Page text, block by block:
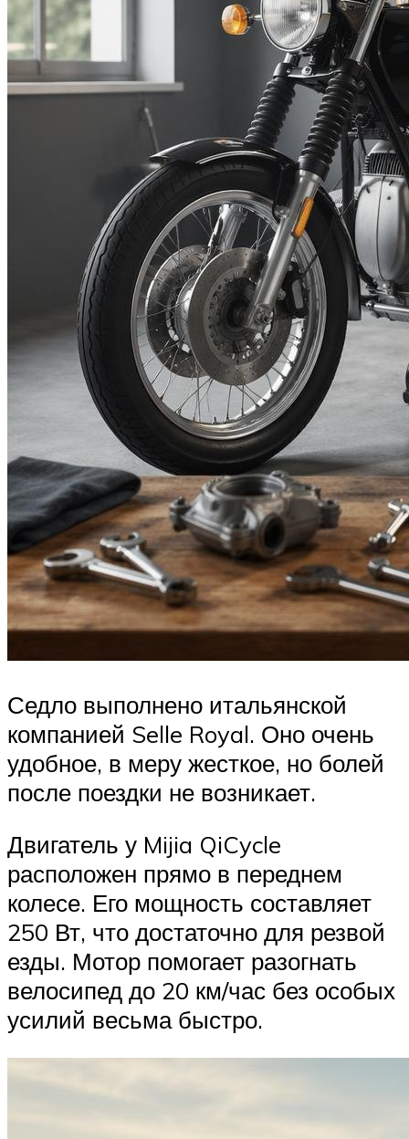
Седло выполнено итальянской
компанией Selle Royal. Оно очень
удобное, в меру жесткое, но болей
после поездки не возникает.
Двигатель у Mijia QiCycle
расположен прямо в переднем
колесе. Его мощность составляет
250 Вт, что достаточно для резвой
езды. Мотор помогает разогнать
велосипед до 20 км/час без особых
усилий весьма быстро.